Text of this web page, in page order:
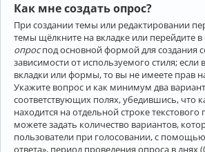
Как мне создать опрос?
При создании темы или редактировании
темы щёлкните на вкладке или перейдите
опроспод основной формой для создания
зависимости от используемого стиля; если
вкладки или формы, то вы не имеете прав
Укажите вопрос и как минимум два
соответствующих полях, убедившись, что
находится на отдельной строке
можете задать количество вариантов,
пользователи при голосовании, с
ответа», период проведения опроса в днях